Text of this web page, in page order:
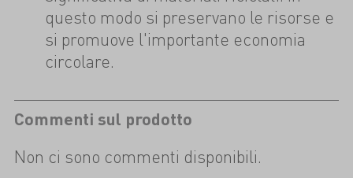
questo modo si preservano le risorse e
si promuove l'importante economia
circolare.
Commenti sul prodotto
Non ci sono commenti disponibili.